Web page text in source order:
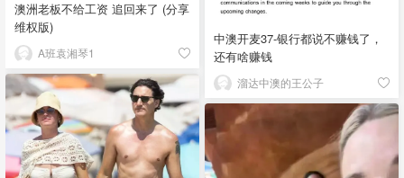
中澳开麦37-银行都说不赚钱了，
还有啥赚钱
溜达中澳的王公子
澳洲老板不给工资 追回来了 (分享
维权版)
A班袁湘琴1